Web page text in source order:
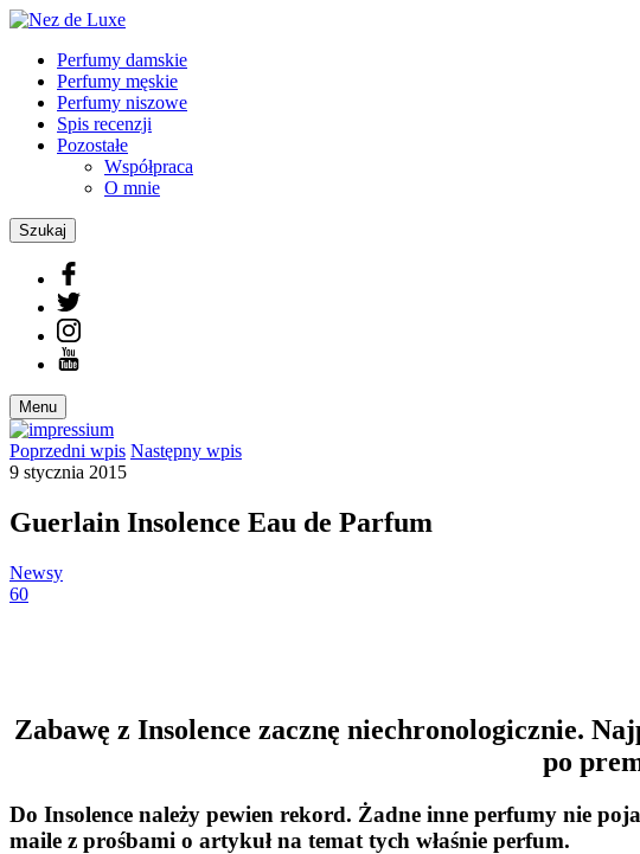
Perfumy damskie
Perfumy męskie
Perfumy niszowe
Spis recenzji
Pozostałe
Współpraca
O mnie
Szukaj
Menu
Poprzedni wpis Następny wpis
9 stycznia 2015
Guerlain Insolence Eau de Parfum
Newsy
60
Zabawę z Insolence zacznę niechronologicznie.
po
Do Insolence należy pewien rekord. Żadne inne perfumy nie
maile z prośbami o artykuł na temat tych właśnie perfum.